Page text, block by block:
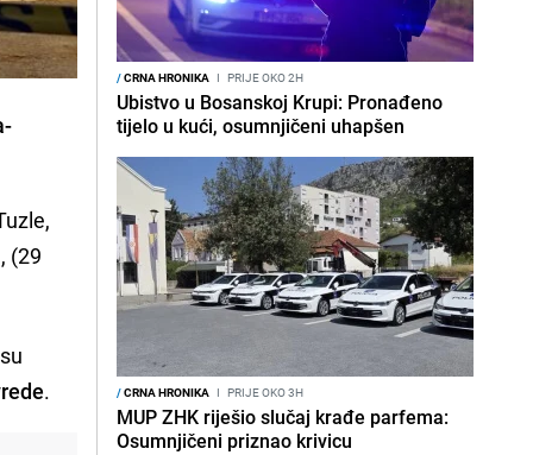
(29
.
/CRNA HRONIKA I PRIJE OKO 2H
Ubistvo u Bosanskoj Krupi: Pronađeno
tijelo u kući, osumnjičeni uhapšen
/CRNA HRONIKA I PRIJE OKO 3H
MUP ZHK riješio slučaj krađe parfema:
Osumnjičeni priznao krivicu